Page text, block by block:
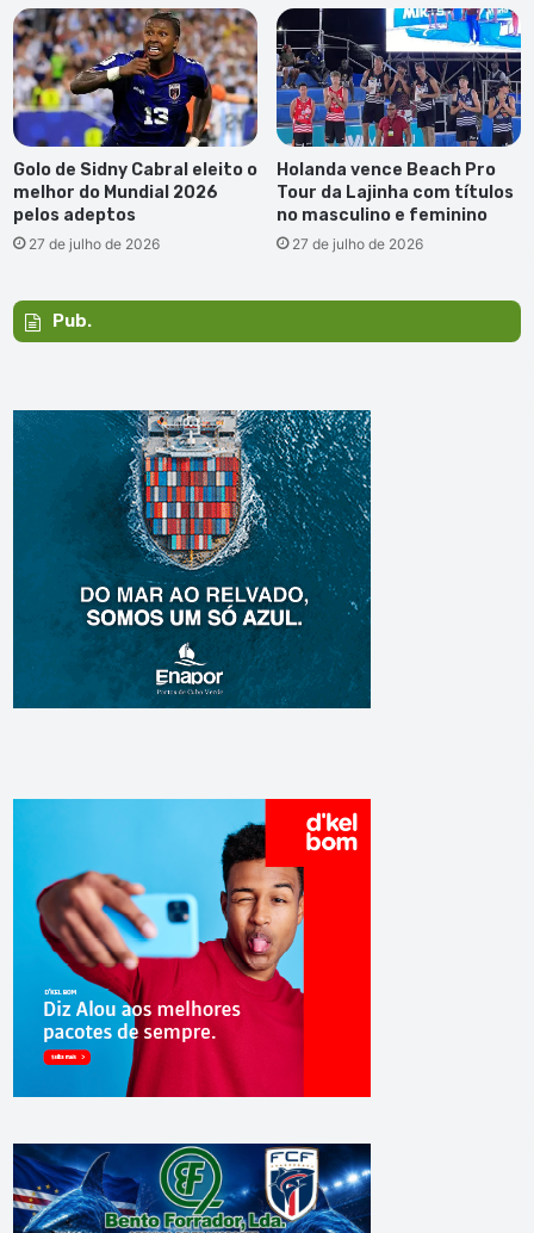
Golo de Sidny Cabral eleito o
melhor do Mundial 2026
pelos adeptos
27 de julho de 2026
Holanda vence Beach Pro
Tour da Lajinha com títulos
no masculino e feminino
27 de julho de 2026
Pub.